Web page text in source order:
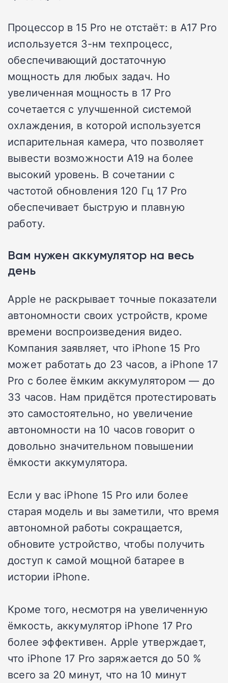
Процессор в 15 Pro не отстаёт: в A17 Pro
используется 3-нм техпроцесс,
обеспечивающий достаточную
мощность для любых задач. Но
увеличенная мощность в 17 Pro
сочетается с улучшенной системой
охлаждения, в которой используется
испарительная камера, что позволяет
вывести возможности A19 на более
высокий уровень. В сочетании с
частотой обновления 120 Гц 17 Pro
обеспечивает быструю и плавную
работу.
Вам нужен аккумулятор на весь
день
Apple не раскрывает точные показатели
автономности своих устройств, кроме
времени воспроизведения видео.
Компания заявляет, что iPhone 15 Pro
может работать до 23 часов, а iPhone 17
Pro с более ёмким аккумулятором — до
33 часов. Нам придётся протестировать
это самостоятельно, но увеличение
автономности на 10 часов говорит о
довольно значительном повышении
ёмкости аккумулятора.
Если у вас iPhone 15 Pro или более
старая модель и вы заметили, что время
автономной работы сокращается,
обновите устройство, чтобы получить
доступ к самой мощной батарее в
истории iPhone.
Кроме того, несмотря на увеличенную
ёмкость, аккумулятор iPhone 17 Pro
более эффективен. Apple утверждает,
что iPhone 17 Pro заряжается до 50 %
всего за 20 минут, что на 10 минут